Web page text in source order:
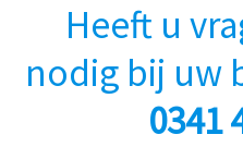
Heeft u
nodig bij uw
0341